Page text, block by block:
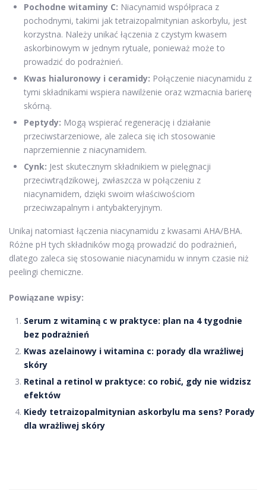
Pochodne witaminy C: Niacynamid współpraca z
pochodnymi, takimi jak tetraizopalmitynian askorbylu, jest
korzystna. Należy unikać łączenia z czystym kwasem
askorbinowym w jednym rytuale, ponieważ może to
prowadzić do podrażnień.
Kwas hialuronowy i ceramidy: Połączenie niacynamidu z
tymi składnikami wspiera nawilżenie oraz wzmacnia barierę
skórną.
Peptydy: Mogą wspierać regenerację i działanie
przeciwstarzeniowe, ale zaleca się ich stosowanie
naprzemiennie z niacynamidem.
Cynk: Jest skutecznym składnikiem w pielęgnacji
przeciwtrądzikowej, zwłaszcza w połączeniu z
niacynamidem, dzięki swoim właściwościom
przeciwzapalnym i antybakteryjnym.
Unikaj natomiast łączenia niacynamidu z kwasami AHA/BHA.
Różne pH tych składników mogą prowadzić do podrażnień,
dlatego zaleca się stosowanie niacynamidu w innym czasie niż
peelingi chemiczne.
Powiązane wpisy:
Serum z witaminą c w praktyce: plan na 4 tygodnie
bez podrażnień
Kwas azelainowy i witamina c: porady dla wrażliwej
skóry
Retinal a retinol w praktyce: co robić, gdy nie widzisz
efektów
Kiedy tetraizopalmitynian askorbylu ma sens? Porady
dla wrażliwej skóry